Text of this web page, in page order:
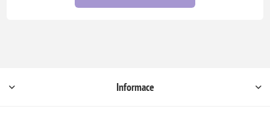
Informace